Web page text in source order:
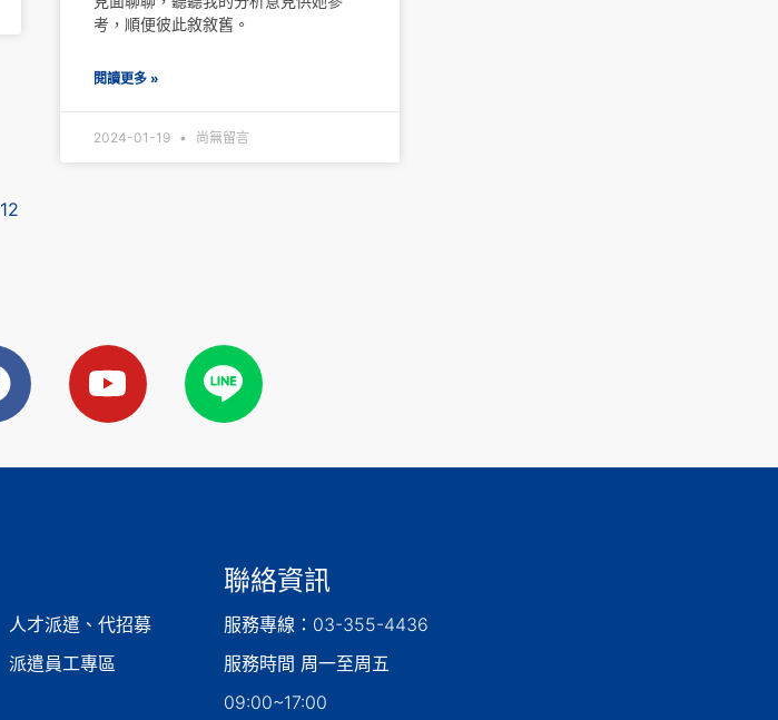
考，順便彼此敘敘舊。
閱讀更多 »
2024-01-19 尚無留言
12
人才派遣、代招募
派遣員工專區
聯絡資訊
服務專線：03-355-4436
服務時間 周一至周五
09:00~17:00 ​